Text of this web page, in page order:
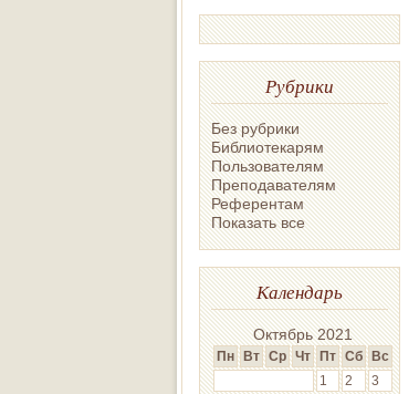
Рубрики
Без рубрики
Библиотекарям
Пользователям
Преподавателям
Референтам
Показать все
Календарь
Октябрь 2021
Пн Вт Ср Чт Пт Сб Вс
1
2
3